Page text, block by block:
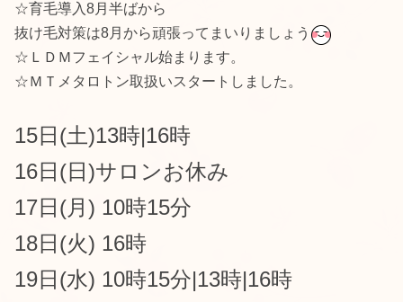
☆育毛導入8月半ばから
抜け毛対策は8月から頑張ってまいりましょう
☆ＬＤＭフェイシャル始まります。
☆ＭＴメタロトン取扱いスタートしました。
15日(土)13時|16時
16日(日)サロンお休み
17日(月) 10時15分
18日(火) 16時
19日(水) 10時15分|13時|16時